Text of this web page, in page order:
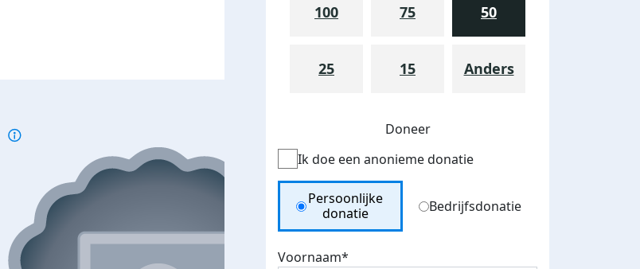
100 75 50
25 15 Anders
Doneer
Ik doe een anonieme donatie
Donation Type
Persoonlijke
donatie
Bedrijfsdonatie
Voornaam*